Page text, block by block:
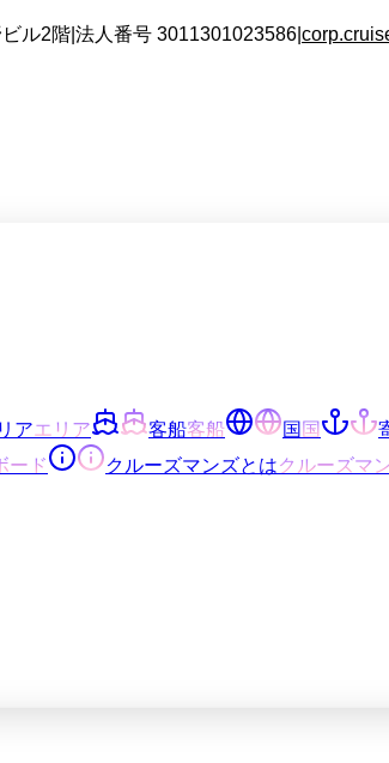
ル2階 法人番号 3011301023586
アエリア 客船客船 国国
ード クルーズマンズとはクルーズマ